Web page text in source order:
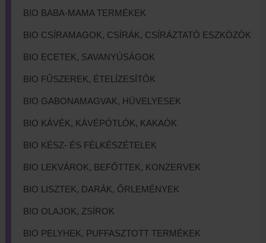
BIO BABA-MAMA TERMÉKEK
BIO CSÍRAMAGOK, CSÍRÁK, CSÍRÁZTATÓ ESZKÖZÖK
BIO ECETEK, SAVANYÚSÁGOK
BIO FŰSZEREK, ÉTELÍZESÍTŐK
BIO GABONAMAGVAK, HÜVELYESEK
BIO KÁVÉK, KÁVÉPÓTLÓK, KAKAÓK
BIO KÉSZ- ÉS FÉLKÉSZÉTELEK
BIO LEKVÁROK, BEFŐTTEK, KONZERVEK
BIO LISZTEK, DARÁK, ŐRLEMÉNYEK
BIO OLAJOK, ZSÍROK
BIO PELYHEK, PUFFASZTOTT TERMÉKEK